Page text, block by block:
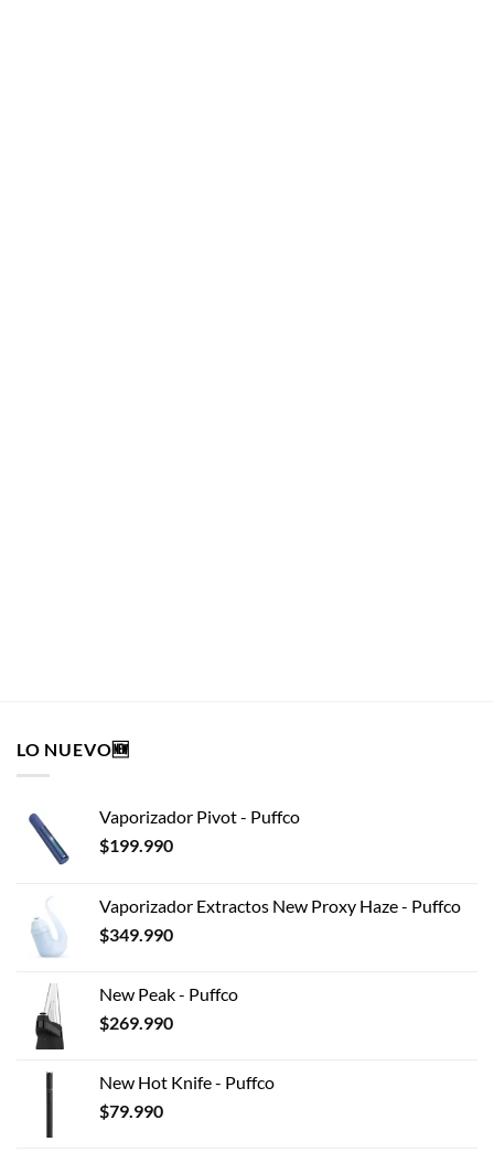
LO NUEVO🆕
Vaporizador Pivot - Puffco
$199.990
Vaporizador Extractos New Proxy Haze - Puffco
$349.990
New Peak - Puffco
$269.990
New Hot Knife - Puffco
$79.990